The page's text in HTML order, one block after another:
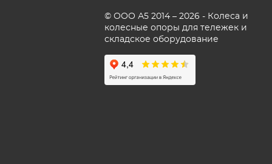
© ООО А5 2014 – 2026 - Колеса и
колесные опоры для тележек и
складское оборудование